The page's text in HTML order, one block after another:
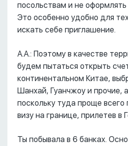
посольствам и не
Это особенно удобно для
искать себе приглашение.
А.А.: Поэтому в качестве
будем пытаться открыть
континентальном Китае,
Шанхай, Гуанчжоу и прочие,
поскольку туда проще всего
визу на границе, прилетев в
Ты побывала в 6 банках.